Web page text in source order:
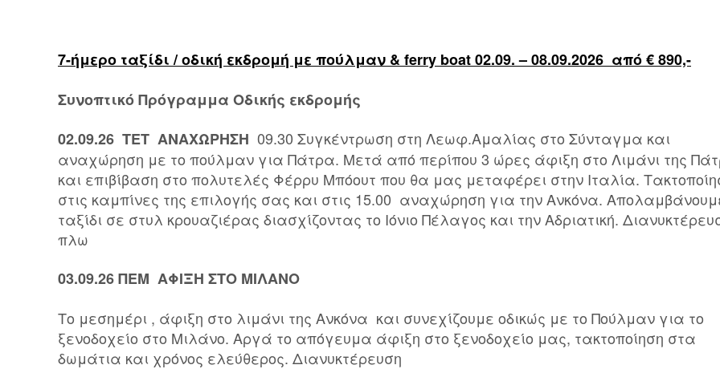
7-ήμερο ταξίδι / οδική εκδρομή με πούλμαν & ferry boat 02.09. – 08.09.2026 από€890,-
Συνοπτικό Πρόγραμμα Οδικής εκδρομής
02.09.26 ΤΕΤ ΑΝΑΧΩΡΗΣΗ 09.30 Συγκέντρωση στη Λεωφ.Αμαλίας στο Σύνταγμα και
αναχώρηση με το πούλμαν για Πάτρα. Μετά από περίπου 3 ώρες άφιξη στο Λιμάνι της
και επιβίβαση στο πολυτελές Φέρρυ Μπόουτ που θα μας μεταφέρει στην Ιταλία.
στις καμπίνες της επιλογής σας και στις 15.00 αναχώρηση για την Ανκόνα.
ταξίδι σε στυλ κρουαζιέρας διασχίζοντας το Ιόνιο Πέλαγος και την Αδριατική.
πλω
03.09.26 ΠΕΜ ΑΦΙΞΗ ΣΤΟ ΜΙΛΑΝΟ
Το μεσημέρι , άφιξη στο λιμάνι της Ανκόνα και συνεχίζουμε οδικώς με το Πούλμαν για το
ξενοδοχείο στο Μιλάνο. Αργά το απόγευμα άφιξη στο ξενοδοχείο μας, τακτοποίηση στα
δωμάτια και χρόνος ελεύθερος. Διανυκτέρευση